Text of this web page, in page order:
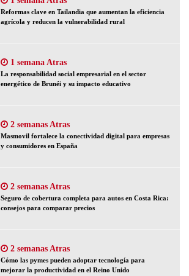
Reformas clave en Tailandia que aumentan la eficiencia
agrícola y reducen la vulnerabilidad rural
1 semana Atras
La responsabilidad social empresarial en el sector
energético de Brunéi y su impacto educativo
2 semanas Atras
Masmovil fortalece la conectividad digital para empresas
y consumidores en España
2 semanas Atras
Seguro de cobertura completa para autos en Costa Rica:
consejos para comparar precios
2 semanas Atras
Cómo las pymes pueden adoptar tecnología para
mejorar la productividad en el Reino Unido